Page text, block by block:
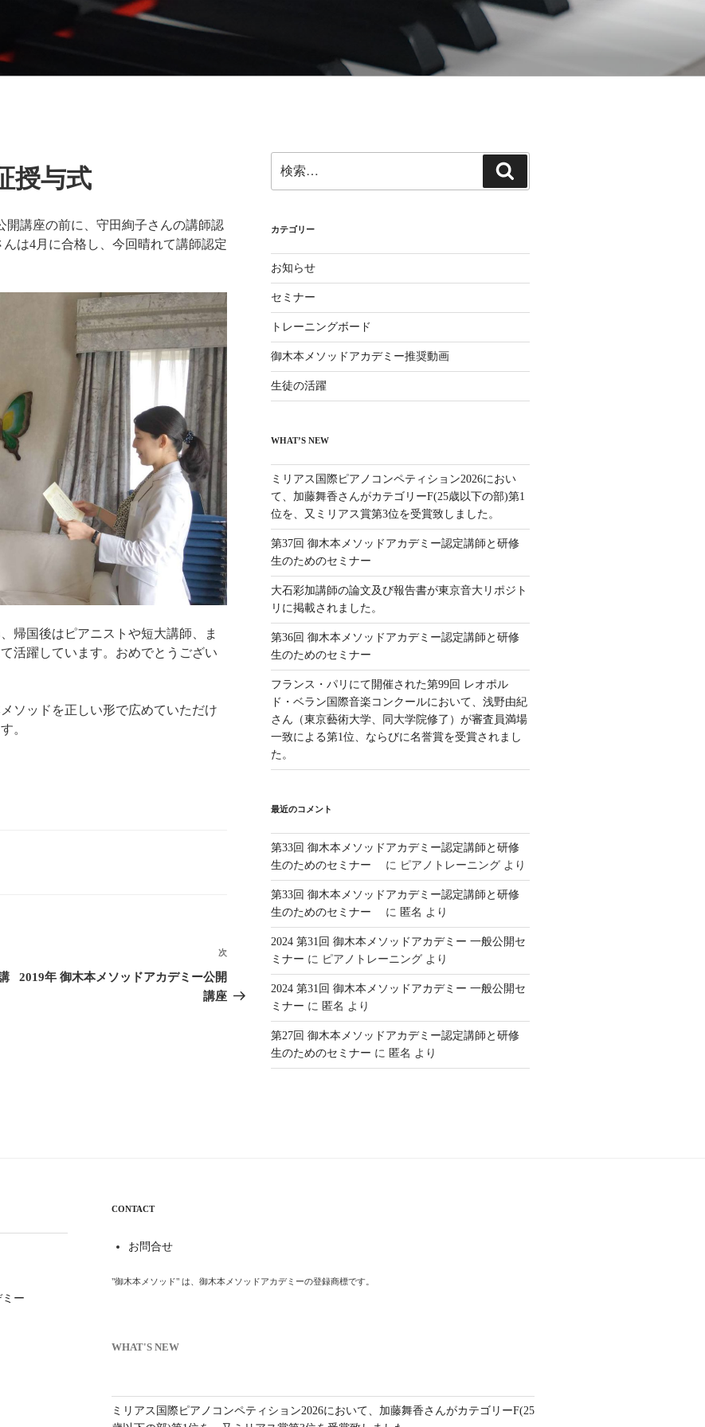
法を学び、美しい音と自然で優れたテクニックを身に付けてゆく「御木本メソッド」の公式ウェ
授与式
開講座の前に、守田絢子さんの講師認
は4月に合格し、今回晴れて講師認定
帰国後はピアニストや短大講師、ま
活躍しています。おめでとうござい
ソッドを正しい形で広めていただけ
。
次
の
投
次
2019年 御木本メソッドアカデミー公開
講座
索:
索
カテゴリー
お知らせ
セミナー
トレーニングボード
御木本メソッドアカデミー推奨動画
生徒の活躍
WHAT’S NEW
ミリアス国際ピアノコンペティション2026におい
て、加藤舞香さんがカテゴリーF(25歳以下の部)第1
位を、又ミリアス賞第3位を受賞致しました。
第37回 御木本メソッドアカデミー認定講師と研修
生のためのセミナー
大石彩加講師の論文及び報告書が東京音大リポジト
リに掲載されました。
第36回 御木本メソッドアカデミー認定講師と研修
生のためのセミナー
フランス・パリにて開催された第99回 レオポル
ド・ベラン国際音楽コンクールにおいて、浅野由紀
さん（東京藝術大学、同大学院修了）が審査員満場
一致による第1位、ならびに名誉賞を受賞されまし
た。
最近のコメント
第33回 御木本メソッドアカデミー認定講師と研修
生のためのセミナー
に ピアノトレーニングより
第33回 御木本メソッドアカデミー認定講師と研修
生のためのセミナー
に 匿名 より
2024 第31回 御木本メソッドアカデミー 一般公開セ
ミナー に ピアノトレーニングより
2024 第31回 御木本メソッドアカデミー 一般公開セ
ミナー に 匿名 より
第27回 御木本メソッドアカデミー認定講師と研修
生のためのセミナー に 匿名 より
ー
CONTACT
お問合せ
"御木本メソッド" は、御木本メソッドアカデミーの登録商標です。
WHAT'S NEW
ミリアス国際ピアノコンペティション2026において、加藤舞香さんがカテゴリーF(25